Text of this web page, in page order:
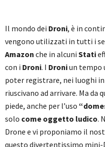
Il mondo dei Droni, è in
vengono utilizzati in tutti i
Amazon che in alcuni Stati
con i Droni. I Droniun tempo
poter registrare, nei luoghi
riuscivano ad arrivare. Ma da
piede, anche per l’uso
solo come oggetto ludico.
Drone e vi proponiamo il
questo divertentissimo mini-